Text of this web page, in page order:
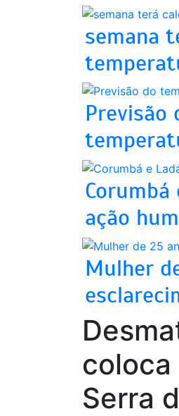
semana
Previsão
ação
Mulher
coloca
Serra